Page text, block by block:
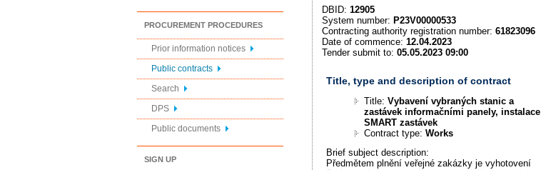
PROCUREMENT PROCEDURES
Prior information notices
Public contracts
Search
DPS
Public documents
SIGN UP
DBID: 12905
System number: P23V00000533
Contracting authority registration number: 61823096
Date of commence: 12.04.2023
Tender submit to: 05.05.2023 09:00
Title, type and description of contract
Title:Vybavení vybraných stanic a
zastávek informačními panely, instalace
SMART zastávek
Contract type:Works
Brief subject description:
Předmětem plnění veřejné zakázky je vyhotovení